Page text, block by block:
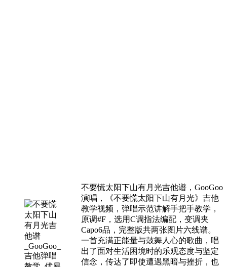
不要慌太阳下山有月光吉他谱，GooGoo
演唱，《不要慌太阳下山有月光》吉他
教学视频，弹唱示范讲解手把手教学，
原调#F，选用C调指法编配，变调夹
Capo6品，完整版共两张图片六线谱。
一首充满正能量与鼓舞人心的歌曲，唱
出了面对生活困境时的乐观态度与坚定
信念，传达了即使遭遇黑暗与挫折，也